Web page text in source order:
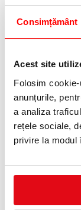
Consimțământ
Acest site
Folosim
anunțurile,
a analiza
rețele sociale,
privire la modul
Material: 100%
Numar straturi:2
Lungime rola:
Numar role pe
Embosate:nu
Culoare:alba
Produs certificat
alimentar